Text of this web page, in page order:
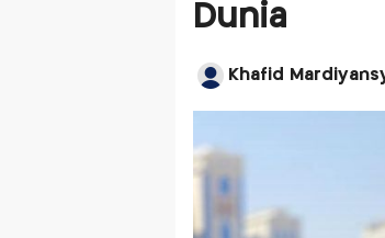
Dunia
Khafid